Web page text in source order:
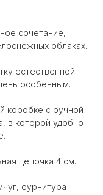
сочетание,
облаках.
естественной
особенным.
коробке с ручной
в которой удобно
цепочка 4 см.
фурнитура